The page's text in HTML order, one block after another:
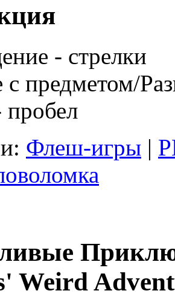
- стрелки
с предметом/
пробел
Флеш-игры |
Weird